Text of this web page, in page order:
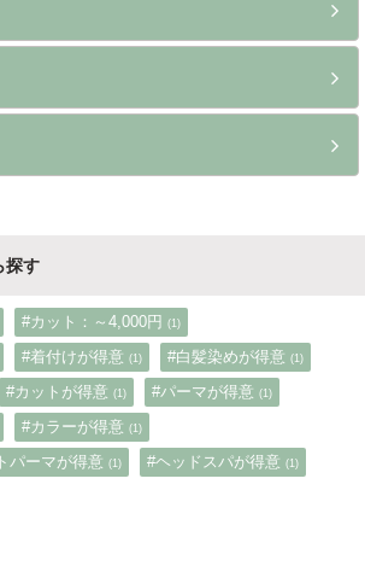
探す
#カット：～4,000円 (1)
#着付けが得意 (1) #白髪染めが得意 (1)
#カットが得意 (1) #パーマが得意 (1)
#カラーが得意 (1)
パーマが得意 (1) #ヘッドスパが得意 (1)